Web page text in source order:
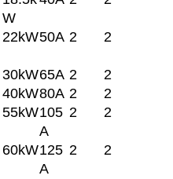
W
22kW50A 2 2
30kW65A 2
2
40kW80A 2
2
55kW105
A
2 2
60kW125
A
2 2